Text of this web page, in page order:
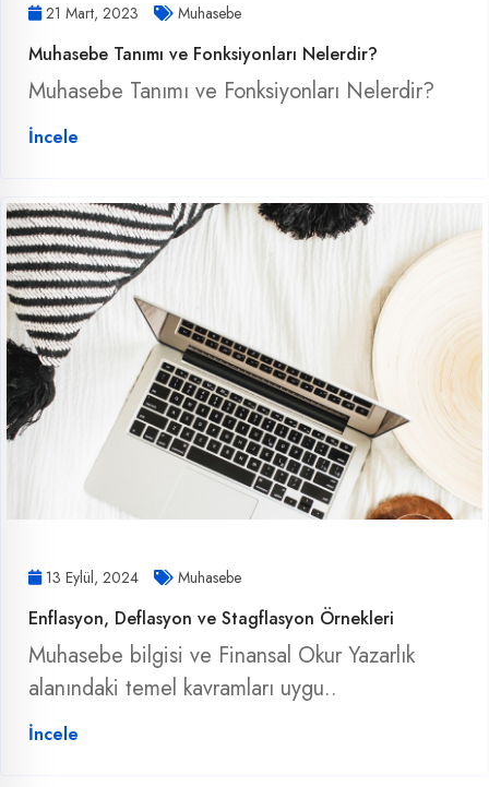
21 Mart, 2023 Muhasebe
Muhasebe Tanımı ve Fonksiyonları Nelerdir?
Muhasebe Tanımı ve Fonksiyonları Nelerdir?
İncele
13 Eylül, 2024 Muhasebe
Enflasyon, Deflasyon ve Stagflasyon Örnekleri
Muhasebe bilgisi ve Finansal Okur Yazarlık
alanındaki temel kavramları uygu..
İncele